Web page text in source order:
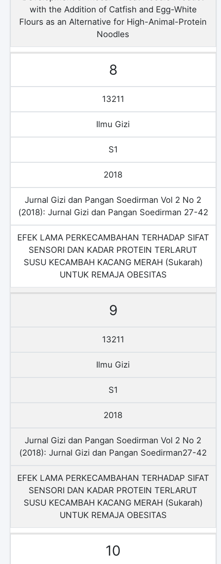
with the Addition of Catfish and Egg-White
Flours as an Alternative for High-Animal-Protein
Noodles
8
13211
Ilmu Gizi
S1
2018
Jurnal Gizi dan Pangan Soedirman Vol 2 No 2
(2018): Jurnal Gizi dan Pangan Soedirman 27-42
EFEK LAMA PERKECAMBAHAN TERHADAP SIFAT
SENSORI DAN KADAR PROTEIN TERLARUT
SUSU KECAMBAH KACANG MERAH (Sukarah)
UNTUK REMAJA OBESITAS
9
13211
Ilmu Gizi
S1
2018
Jurnal Gizi dan Pangan Soedirman Vol 2 No 2
(2018): Jurnal Gizi dan Pangan Soedirman27-42
EFEK LAMA PERKECAMBAHAN TERHADAP SIFAT
SENSORI DAN KADAR PROTEIN TERLARUT
SUSU KECAMBAH KACANG MERAH (Sukarah)
UNTUK REMAJA OBESITAS
10